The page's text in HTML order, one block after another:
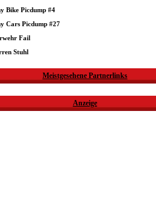
Bike Picdump #4
Cars Picdump #27
Fail
Stuhl
Meistgesehene Partnerlinks
Anzeige